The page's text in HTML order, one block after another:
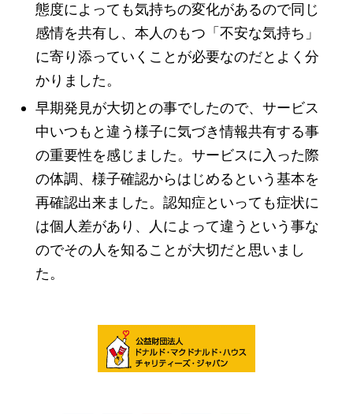
態度によっても気持ちの変化があるので同じ
感情を共有し、本人のもつ「不安な気持ち」
に寄り添っていくことが必要なのだとよく分
かりました。
早期発見が大切との事でしたので、サービス
中いつもと違う様子に気づき情報共有する事
の重要性を感じました。サービスに入った際
の体調、様子確認からはじめるという基本を
再確認出来ました。認知症といっても症状に
は個人差があり、人によって違うという事な
のでその人を知ることが大切だと思いまし
た。